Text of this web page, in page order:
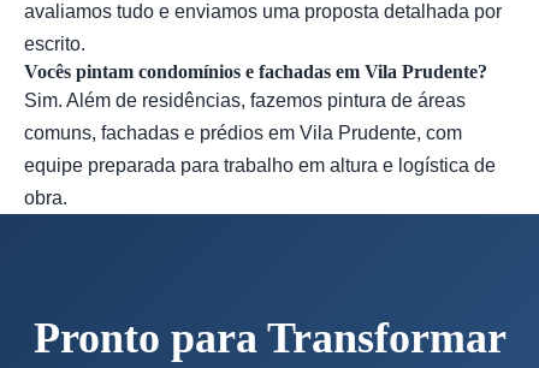
avaliamos tudo e enviamos uma proposta detalhada por
escrito.
Vocês pintam condomínios e fachadas em Vila Prudente?
Sim. Além de residências, fazemos pintura de áreas
comuns, fachadas e prédios em Vila Prudente, com
equipe preparada para trabalho em altura e logística de
obra.
Pronto para Transformar